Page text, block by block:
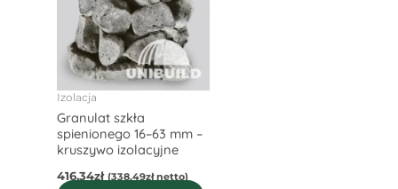
Izolacja
Granulat szkła
spienionego 16–63 mm –
kruszywo izolacyjne
416,34zł (338,49złnetto)